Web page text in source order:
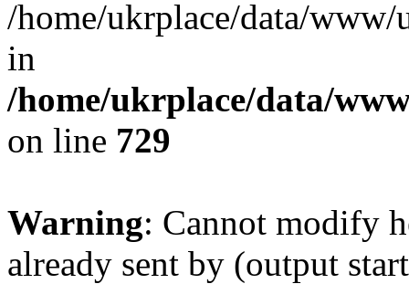
/home/ukrplace/data/
in
/home/ukrplace/data/
on line 729
Warning: Cannot modify
already sent by (output